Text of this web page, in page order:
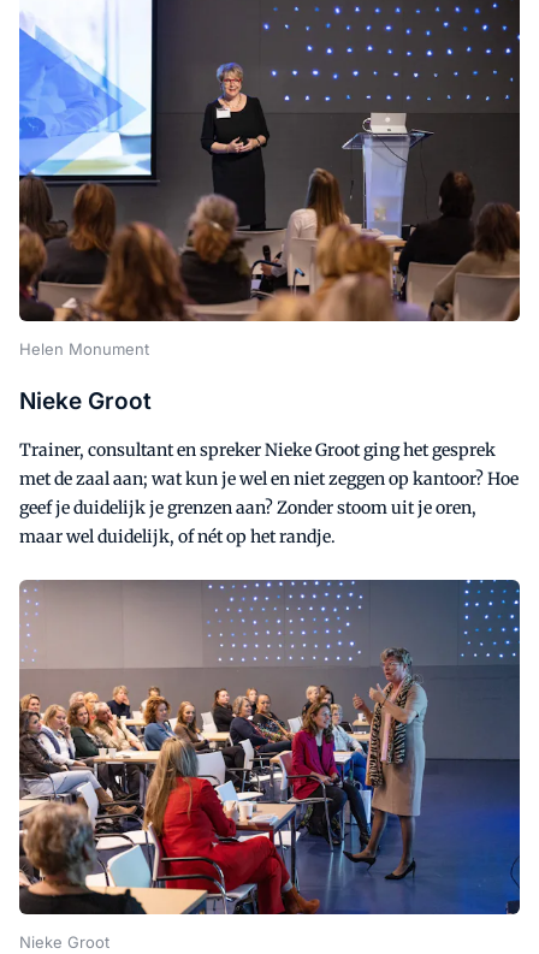
Helen Monument
Nieke Groot
Trainer, consultant en spreker Nieke Groot ging het gesprek
met de zaal aan; wat kun je wel en niet zeggen op kantoor? Hoe
geef je duidelijk je grenzen aan? Zonder stoom uit je oren,
maar wel duidelijk, of nét op het randje.
Nieke Groot